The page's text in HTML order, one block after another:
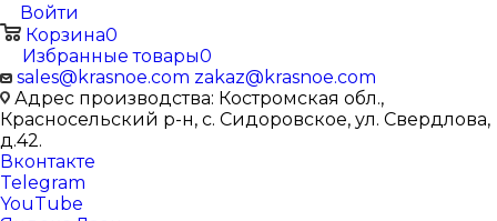
Войти
Корзина0
Избранные товары0
sales@krasnoe.com zakaz@krasnoe.com
Адрес производства: Костромская обл.,
Красносельский р-н, с. Сидоровское, ул. Свердлова,
д.42.
Вконтакте
Telegram
YouTube